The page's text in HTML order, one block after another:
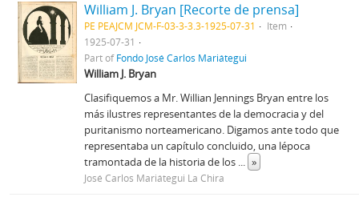
William J. Bryan [Recorte de prensa]
PE PEAJCM JCM-F-03-3-3.3-1925-07-31
Item
1925-07-31
Part ofFondo José Carlos Mariátegui
William J. Bryan
Clasifiquemos a Mr. Willian Jennings Bryan entre los
más ilustres representantes de la democracia y del
puritanismo norteamericano. Digamos ante todo que
representaba un capítulo concluido, una lépoca
tramontada de la historia de los ... »
José Carlos Mariátegui La Chira